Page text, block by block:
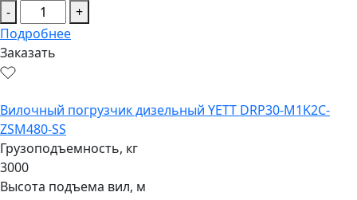
-
+
Подробнее
Заказать
Вилочный погрузчик дизельный YETT DRP30-M1K2C-
ZSM480-SS
Грузоподъемность, кг
3000
Высота подъема вил, м